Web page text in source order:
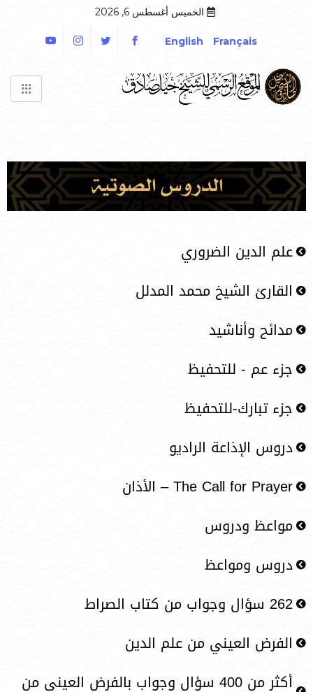
الخميس أغسطس 6, 2026
Français
English
علم الدين الضروري
القارئ الشيخ محمد المدلل
مدائح وأناشيد
جزء عم - للتحفيظ
جزء تبارك-للتحفيظ
دروس الإذاعة الراديو​
The Call for Prayer – الأذان
مواعظ ودروس
دروس ومواعظ
262 سؤال وجواب من كتاب الصراط
الفرض العيني من علم الدين
أكثر من 400 سؤال وجواب بالفرض العيني من